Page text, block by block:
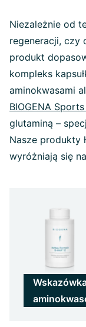
Niezależnie od
regeneracji, czy
produkt
kompleks
aminokwasami
BIOGENA
glutaminą –
Nasze produkty
wyróżniają się